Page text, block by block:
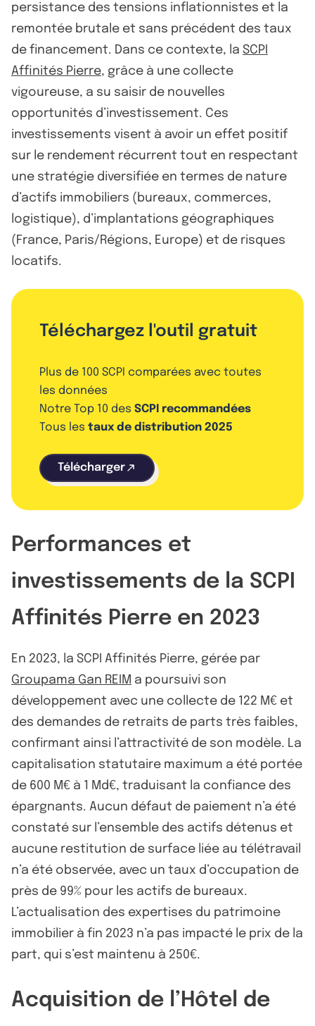
persistance des tensions inflationnistes et la
remontée brutale et sans précédent des taux
de financement. Dans ce contexte, la SCPI
Affinités Pierre, grâce à une collecte
vigoureuse, a su saisir de nouvelles
opportunités d’investissement. Ces
investissements visent à avoir un effet positif
sur le rendement récurrent tout en respectant
une stratégie diversifiée en termes de nature
d’actifs immobiliers (bureaux, commerces,
logistique), d’implantations géographiques
(France, Paris/Régions, Europe) et de risques
locatifs.
Téléchargez l'outil gratuit
Plus de 100 SCPI comparées avec toutes
les données
Notre Top 10 des SCPI recommandées
Tous les taux de distribution 2025
Télécharger
Performances et
investissements de la SCPI
Affinités Pierre en 2023
En 2023, la SCPI Affinités Pierre, gérée par
Groupama Gan REIM a poursuivi son
développement avec une collecte de 122 M€ et
des demandes de retraits de parts très faibles,
confirmant ainsi l’attractivité de son modèle. La
capitalisation statutaire maximum a été portée
de 600 M€ à 1 Md€, traduisant la confiance des
épargnants. Aucun défaut de paiement n’a été
constaté sur l’ensemble des actifs détenus et
aucune restitution de surface liée au télétravail
n’a été observée, avec un taux d’occupation de
près de 99% pour les actifs de bureaux.
L’actualisation des expertises du patrimoine
immobilier à fin 2023 n’a pas impacté le prix de la
part, qui s’est maintenu à 250€.
Acquisition de l’Hôtel de